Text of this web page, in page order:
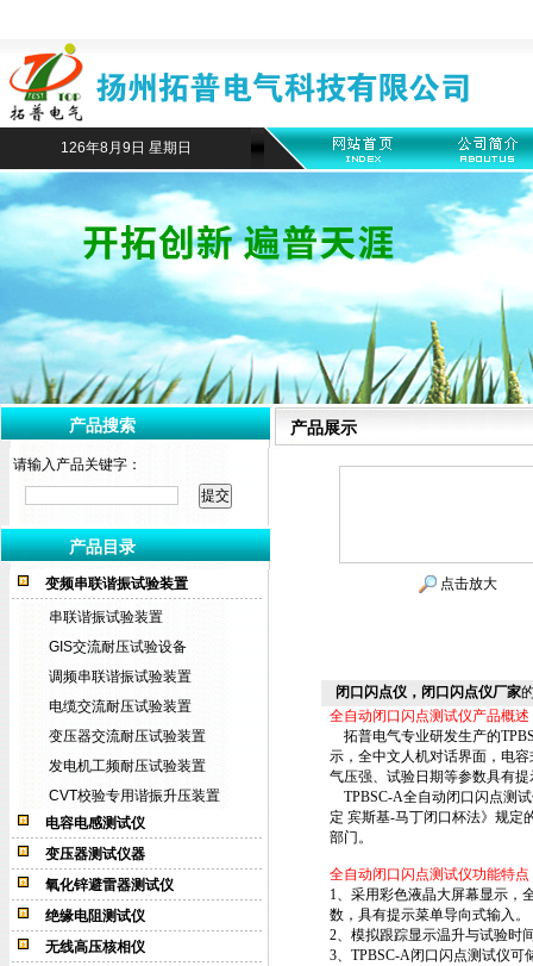
126年8月9日 星期日
产品搜索
请输入产品关键字：
产品目录
变频串联谐振试验装置
串联谐振试验装置
GIS交流耐压试验设备
调频串联谐振试验装置
电缆交流耐压试验装置
变压器交流耐压试验装置
发电机工频耐压试验装置
CVT校验专用谐振升压装置
电容电感测试仪
变压器测试仪器
氧化锌避雷器测试仪
绝缘电阻测试仪
无线高压核相仪
产品展示
点击放大
闭口闪点仪，闭口闪点仪厂家
全自动闭口闪点测试仪产品概述
拓普电气专业研发生产的
示，全中文人机对话界面，电
气压强、试验日期等参数具有
TPBSC-A全自动闭口闪点测
定 宾斯基-马丁闭口杯法》规定
部门。
全自动闭口闪点测试仪功能特点
1、采用彩色液晶大屏幕显示，
数，具有提示菜单导向式输入。
2、模拟跟踪显示温升与试验时
3、 TPBSC-A闭口闪点测试仪可